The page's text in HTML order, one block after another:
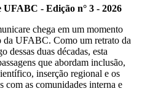
- Edição n° 3 - 2026
chega em um momento
UFABC. Como um retrato da
dessas duas décadas, esta
que abordam inclusão,
inserção regional e os
as comunidades interna e